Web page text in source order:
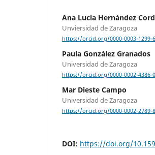
Ana Lucia Hernández
Unviersidad de Zaragoza
https://orcid.org/0000-0003-1299-
Paula González Granados
Universidad de Zaragoza
https://orcid.org/0000-0002-4386-
Mar Dieste Campo
Universidad de Zaragoza
https://orcid.org/0000-0002-2789-
DOI: https://doi.org/